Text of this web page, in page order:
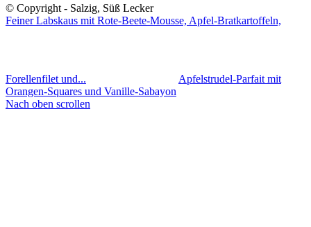
© Copyright - Salzig, Süß Lecker
Feiner Labskaus mit Rote-Beete-Mousse, Apfel-Bratkartoffeln,
Forellenfilet und...
Apfelstrudel-Parfait mit
Orangen-Squares und Vanille-Sabayon
Nach oben scrollen